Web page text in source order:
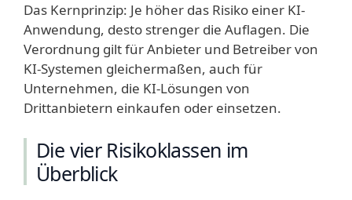
Das Kernprinzip: Je höher das Risiko einer KI-
Anwendung, desto strenger die Auflagen. Die
Verordnung gilt für Anbieter und Betreiber von
KI-Systemen gleichermaßen, auch für
Unternehmen, die KI-Lösungen von
Drittanbietern einkaufen oder einsetzen.
Die vier Risikoklassen im
Überblick